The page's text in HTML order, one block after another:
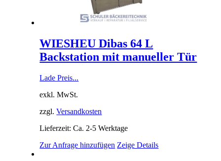
WIESHEU Dibas 64 L
Backstation mit manueller Tür
Lade Preis...
exkl. MwSt.
zzgl.Versandkosten
Lieferzeit: Ca. 2-5 Werktage
Zur Anfrage hinzufügen Zeige Details